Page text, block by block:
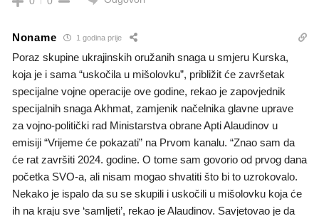
Noname 1 godina prije
Poraz skupine ukrajinskih oružanih snaga u smjeru Kurska,
koja je i sama “uskočila u mišolovku”, približit će završetak
specijalne vojne operacije ove godine, rekao je zapovjednik
specijalnih snaga Akhmat, zamjenik načelnika glavne uprave
za vojno-politički rad Ministarstva obrane Apti Alaudinov u
emisiji “Vrijeme će pokazati” na Prvom kanalu. “Znao sam da
će rat završiti 2024. godine. O tome sam govorio od prvog dana
početka SVO-a, ali nisam mogao shvatiti što bi to uzrokovalo.
Nekako je ispalo da su se skupili i uskočili u mišolovku koja će
ih na kraju sve ‘samljeti’, rekao je Alaudinov. Savjetovao je da